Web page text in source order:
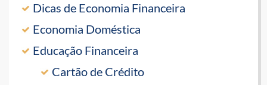
Dicas de Economia Financeira
Economia Doméstica
Educação Financeira
Cartão de Crédito